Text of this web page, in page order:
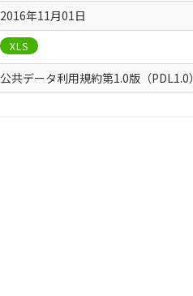
2016年11月01日
XLS
公共データ利用規約第1.0版（PDL1.0）